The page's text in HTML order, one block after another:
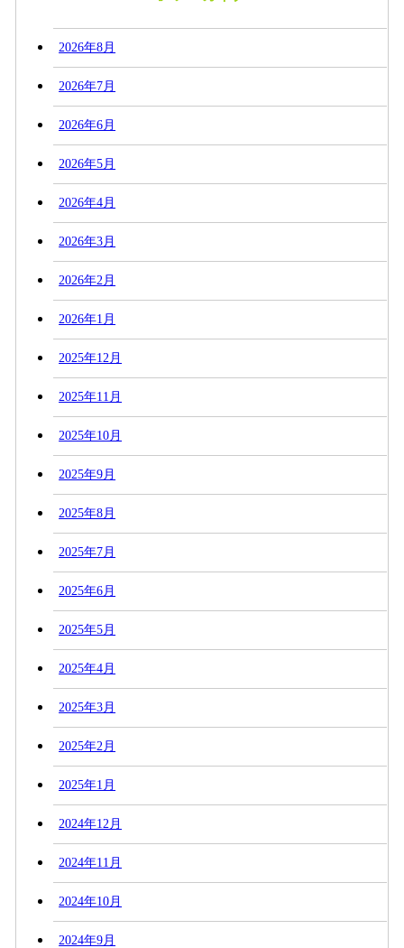
2026年8月
2026年7月
2026年6月
2026年5月
2026年4月
2026年3月
2026年2月
2026年1月
2025年12月
2025年11月
2025年10月
2025年9月
2025年8月
2025年7月
2025年6月
2025年5月
2025年4月
2025年3月
2025年2月
2025年1月
2024年12月
2024年11月
2024年10月
2024年9月